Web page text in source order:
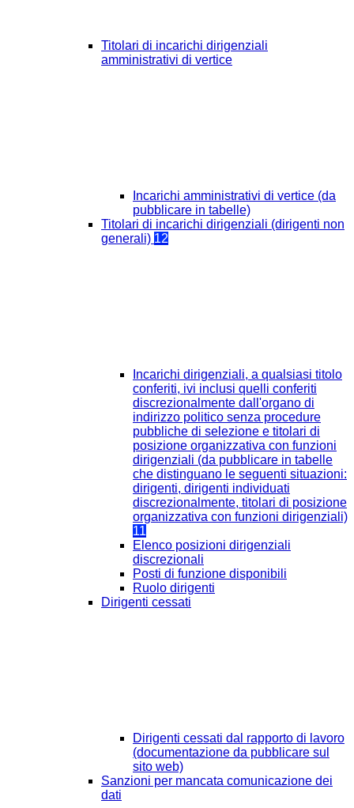
Titolari di incarichi dirigenziali
amministrativi di vertice
Incarichi amministrativi di vertice (da
pubblicare in tabelle)
Titolari di incarichi dirigenziali (dirigenti non
generali) 12
Incarichi dirigenziali, a qualsiasi titolo
conferiti, ivi inclusi quelli conferiti
discrezionalmente dall'organo di
indirizzo politico senza procedure
pubbliche di selezione e titolari di
posizione organizzativa con funzioni
dirigenziali (da pubblicare in tabelle
che distinguano le seguenti situazioni:
dirigenti, dirigenti individuati
discrezionalmente, titolari di posizione
organizzativa con funzioni dirigenziali)
11
Elenco posizioni dirigenziali
discrezionali
Posti di funzione disponibili
Ruolo dirigenti
Dirigenti cessati
Dirigenti cessati dal rapporto di lavoro
(documentazione da pubblicare sul
sito web)
Sanzioni per mancata comunicazione dei
dati